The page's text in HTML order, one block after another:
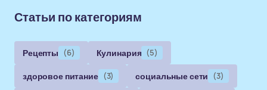
Статьи по категориям
Рецепты (6) Кулинария (5)
здоровое питание (3) социальные сети (3)